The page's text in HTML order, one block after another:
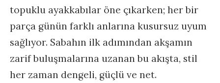
topuklu ayakkabılar öne çıkarken; her bir
parça günün farklı anlarına kusursuz uyum
sağlıyor. Sabahın ilk adımından akşamın
zarif buluşmalarına uzanan bu akışta, stil
her zaman dengeli, güçlü ve net.